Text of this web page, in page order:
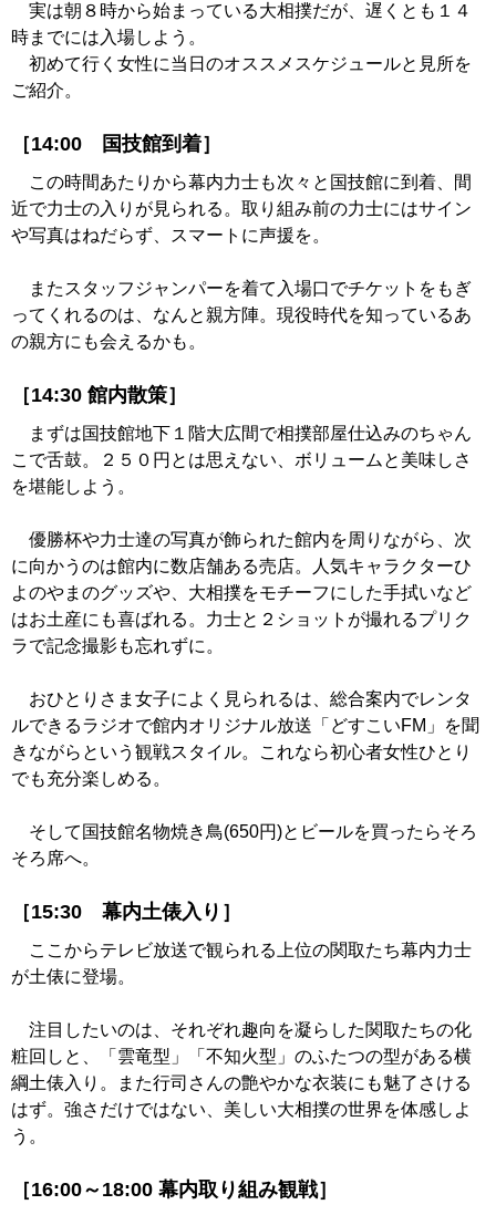
実は朝８時から始まっている大相撲だが、遅くとも１４
時までには入場しよう。
初めて行く女性に当日のオススメスケジュールと見所を
ご紹介。
［14:00 国技館到着］
この時間あたりから幕内力士も次々と国技館に到着、間
近で力士の入りが見られる。取り組み前の力士にはサイン
や写真はねだらず、スマートに声援を。
またスタッフジャンパーを着て入場口でチケットをもぎ
ってくれるのは、なんと親方陣。現役時代を知っているあ
の親方にも会えるかも。
［14:30 館内散策］
まずは国技館地下１階大広間で相撲部屋仕込みのちゃん
こで舌鼓。２５０円とは思えない、ボリュームと美味しさ
を堪能しよう。
優勝杯や力士達の写真が飾られた館内を周りながら、次
に向かうのは館内に数店舗ある売店。人気キャラクターひ
よのやまのグッズや、大相撲をモチーフにした手拭いなど
はお土産にも喜ばれる。力士と２ショットが撮れるプリク
ラで記念撮影も忘れずに。
おひとりさま女子によく見られるは、総合案内でレンタ
ルできるラジオで館内オリジナル放送「どすこいFM」を聞
きながらという観戦スタイル。これなら初心者女性ひとり
でも充分楽しめる。
そして国技館名物焼き鳥(650円)とビールを買ったらそろ
そろ席へ。
［15:30 幕内土俵入り］
ここからテレビ放送で観られる上位の関取たち幕内力士
が土俵に登場。
注目したいのは、それぞれ趣向を凝らした関取たちの化
粧回しと、「雲竜型」「不知火型」のふたつの型がある横
綱土俵入り。また行司さんの艶やかな衣装にも魅了さける
はず。強さだけではない、美しい大相撲の世界を体感しよ
う。
［16:00～18:00 幕内取り組み観戦］